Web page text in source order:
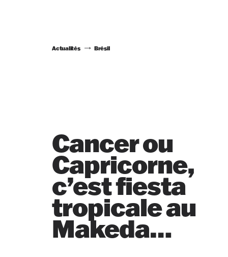
Actualités Brésil
Cancer ou
Capricorne,
c’est fiesta
tropicale au
Makeda…